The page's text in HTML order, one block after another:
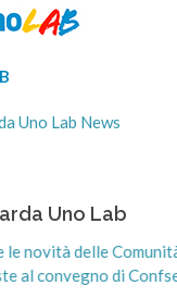
Uno Lab News
Uno Lab